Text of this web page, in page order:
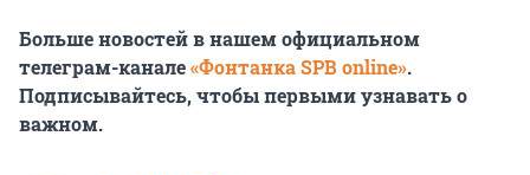
Больше новостей в нашем официальном
телеграм-канале«Фонтанка SPB online».
Подписывайтесь, чтобы первыми узнавать о
важном.